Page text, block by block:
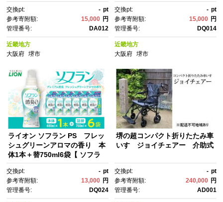
り付け アウトドア ホームパー
ティ 黒 ブラック 人気 おすす
め 調理器具 お取り寄せ 送料無
料 ふるさと納税 大阪 堺市】
交換pt: - pt
参考寄附額:
15,000 円
管理番号:
DA012
近畿地方
大阪府
堺市
剤 液体 詰め替え 人気 おすす
め 日用品 消耗品 大阪 堺市】
交換pt: - pt
参考寄附額:
15,000 円
管理番号:
DQ014
近畿地方
大阪府 堺市
ライオン ソフラン PS フレッ
シュグリーンアロマの香り 本
体1本＋替750ml6袋【 ソフラ
気 おすすめ 衣類用 日用品 消耗
品 送料無料 大阪 堺市】
交換pt: - pt
参考寄附額:
13,000 円
管理番号:
DQ024
堺の超コンパクト折りたたみ車
いす ジョイチェアー 介助式
交換pt: - pt
参考寄附額:
240,000 円
管理番号:
AD001